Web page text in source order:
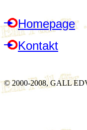
Homepage
Kontakt
© 2000-2008, GALL